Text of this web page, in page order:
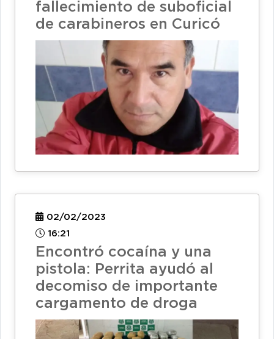
fallecimiento de suboficial
de carabineros en Curicó
02/02/2023
16:21
Encontró cocaína y una
pistola: Perrita ayudó al
decomiso de importante
cargamento de droga